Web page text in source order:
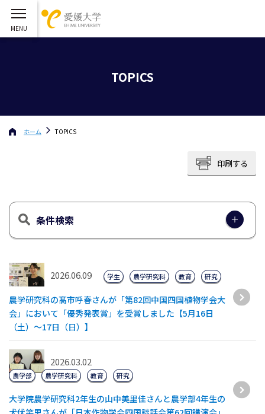
TOPICS
ホーム TOPICS
印刷する
条件検索
2026.06.09
農学研究科の髙市呼春さんが「第82回中国四国植物学会大
会」において「優秀発表賞」を受賞しました【5月16日
（土）～17日（日）】
学生 農学研究科 教育 研究
2026.03.02
大学院農学研究科2年生の山中美里佳さんと農学部4年生の
農学部 農学研究科 教育 研究